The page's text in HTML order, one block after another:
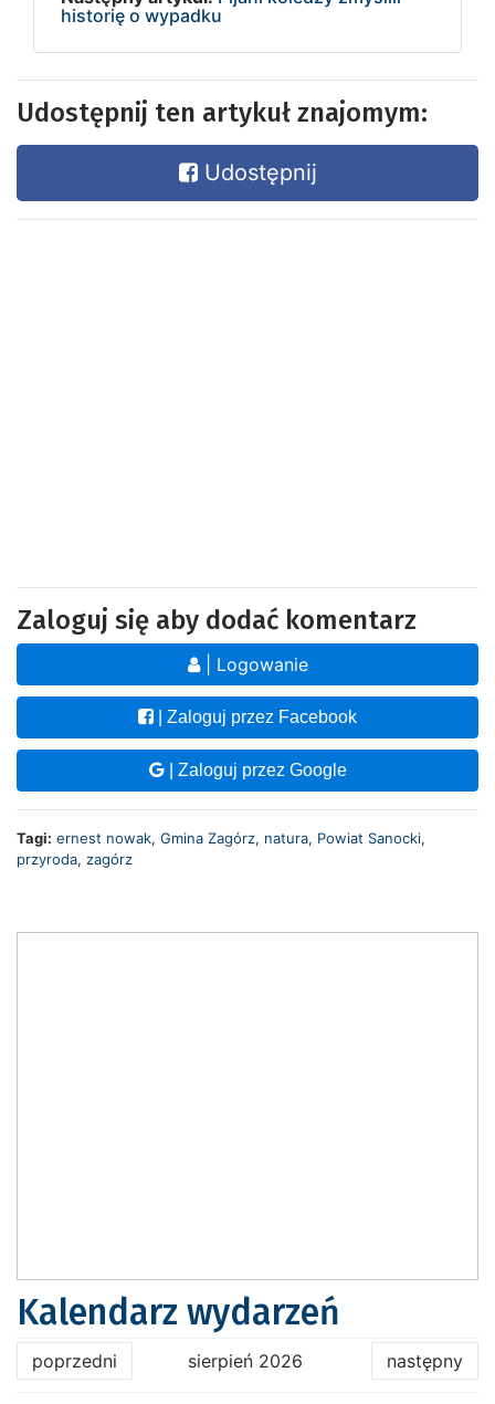
historię o wypadku
Udostępnij ten artykuł znajomym:
Udostępnij
Zaloguj się aby dodać komentarz
| Logowanie
| Zaloguj przez Facebook
| Zaloguj przez Google
Tagi: ernest nowak, Gmina Zagórz, natura, Powiat Sanocki,
przyroda, zagórz
Kalendarz wydarzeń
poprzedni sierpień 2026 następny